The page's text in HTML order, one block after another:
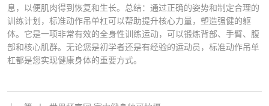
息，以便肌肉得到恢复和生长。总结：通过正确的姿势和制定合理的
训练计划，标准动作吊单杠可以帮助提升核心力量，塑造强健的躯
体。它是一项非常有效的全身性训练运动，可以锻炼背部、手臂、腹
部和核心肌群。无论您是初学者还是有经验的运动员，标准动作吊单
杠都是您实现健康身体的重要方式。